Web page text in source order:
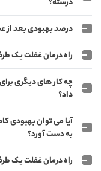
درصد بهبودی بعد از
راه درمان غفلت یک
چه کار های دیگری
داد؟
آیا می توان بهبودی
به دست آورد؟
راه درمان غفلت یک